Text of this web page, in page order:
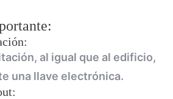
al igual que al edificio,
una llave electrónica.